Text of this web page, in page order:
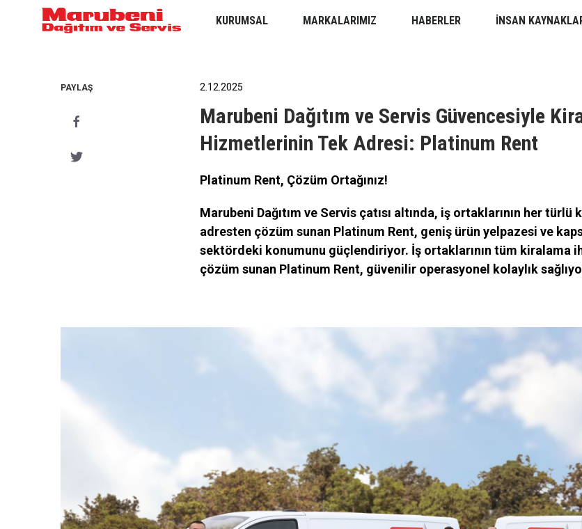
KURUMSAL MARKALARIMIZ HABERLER İNSAN
PAYLAŞ 2.12.2025
Marubeni Dağıtım ve Servis Güvencesiyle
Hizmetlerinin Tek Adresi: Platinum Rent
Platinum Rent, Çözüm Ortağınız!
Marubeni Dağıtım ve Servis çatısı altında, iş ortaklarının her
adresten çözüm sunan Platinum Rent, geniş ürün yelpazesi ve
sektördeki konumunu güçlendiriyor. İş ortaklarının tüm kiralama
çözüm sunan Platinum Rent, güvenilir operasyonel kolaylık